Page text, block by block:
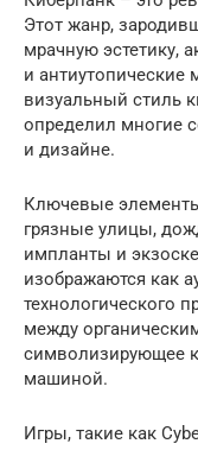
Этот жанр,
мрачную эстетику,
и антиутопические
визуальный стиль
определил многие
и дизайне.
Ключевые
грязные улицы,
импланты и
изображаются как
технологического
между
символизирующее
машиной.
Игры, такие как